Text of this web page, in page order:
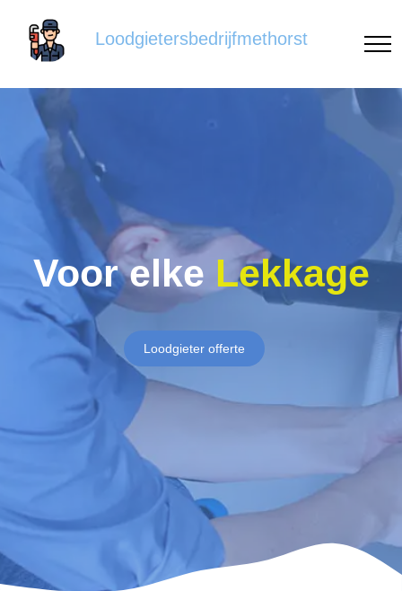
Loodgietersbedrijfmethorst
Voor elke Lekkage
Loodgieter offerte